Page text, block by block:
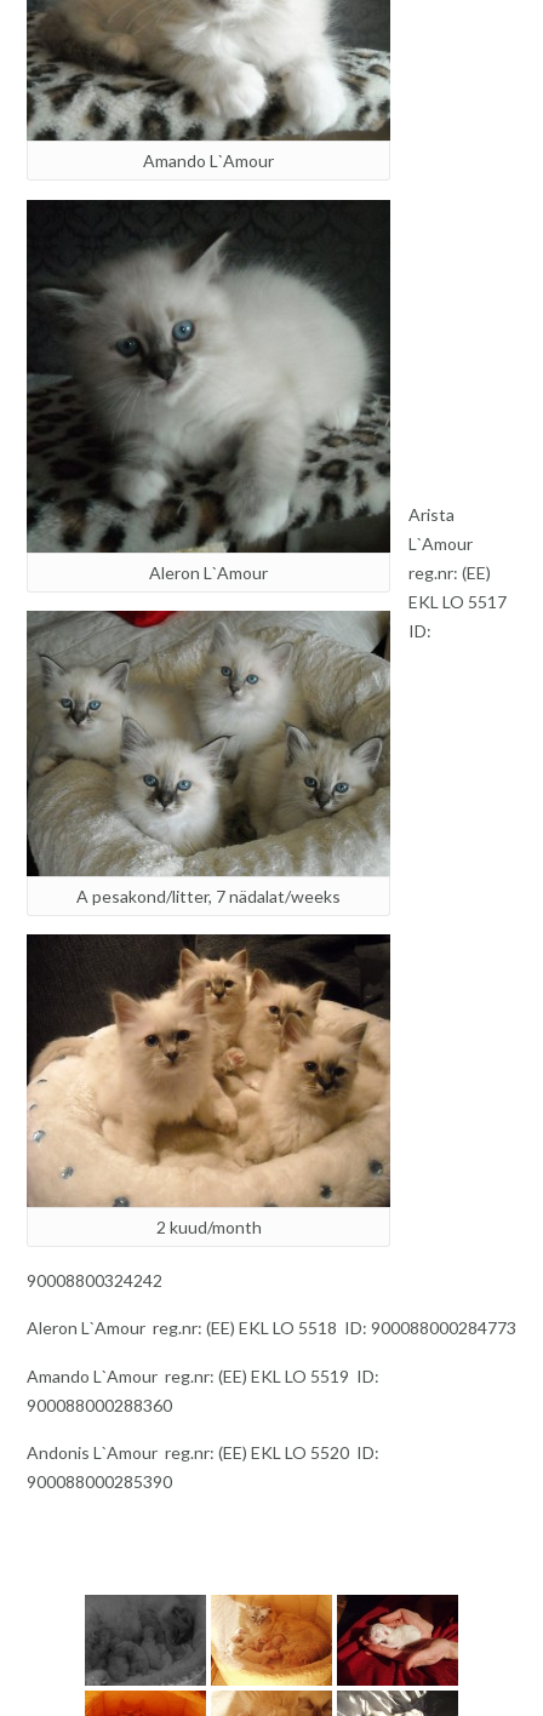
Amando L`Amour
Aleron L`Amour
A pesakond/litter, 7 nädalat/weeks
2 kuud/month
Arista
L`Amour
reg.nr: (EE)
EKL LO 5517
ID:
90008800324242
Aleron L`Amour reg.nr: (EE) EKL LO 5518 ID: 900088000284773
Amando L`Amour reg.nr: (EE) EKL LO 5519 ID:
900088000288360
Andonis L`Amour reg.nr: (EE) EKL LO 5520 ID:
900088000285390